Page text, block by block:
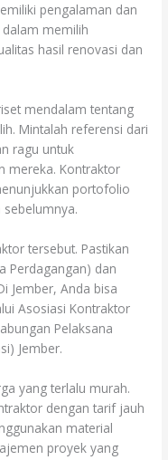
pengalaman dan
memilih
hasil renovasi dan
mendalam tentang
Mintalah referensi dari
ragu untuk
mereka. Kontraktor
portofolio
tersebut. Pastikan
Perdagangan) dan
Jember, Anda bisa
Asosiasi Kontraktor
Pelaksana
Jember.
yang terlalu murah.
dengan tarif jauh
material
proyek yang